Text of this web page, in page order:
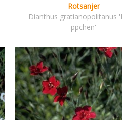
Rotsanjer
Dianthus gratianopolitanus
ppchen'